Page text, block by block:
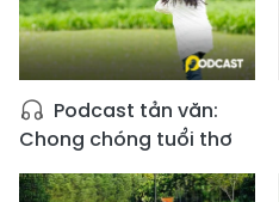
Podcast tản văn:
Chong chóng tuổi thơ